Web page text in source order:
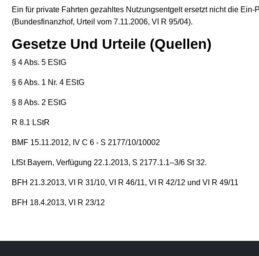
Ein für private Fahrten gezahltes Nutzungsentgelt ersetzt nicht die
(Bundesfinanzhof, Urteil vom 7.11.2006, VI R 95/04).
Gesetze Und Urteile (Quellen)
§ 4 Abs. 5 EStG
§ 6 Abs. 1 Nr. 4 EStG
§ 8 Abs. 2 EStG
R 8.1 LStR
BMF 15.11.2012, IV C 6 - S 2177/10/10002
LfSt Bayern, Verfügung 22.1.2013, S 2177.1.1–3/6 St 32.
BFH 21.3.2013, VI R 31/10, VI R 46/11, VI R 42/12 und VI R 49/11
BFH 18.4.2013, VI R 23/12